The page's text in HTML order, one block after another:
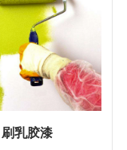
刷乳胶漆